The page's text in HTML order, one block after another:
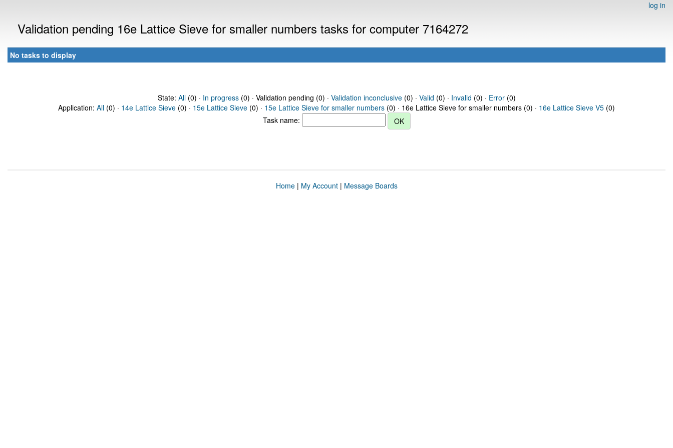
log in
Validation pending 16e Lattice Sieve for smaller numbers tasks for computer 7164272
No tasks to display
State: All(0) · In progress(0) · Validation pending (0) · Validation inconclusive(0) · Valid (0) · Invalid (0) · Error(0)
Application: All (0) · 14e Lattice Sieve (0) · 15e Lattice Sieve (0) · 15e Lattice Sieve for smaller numbers (0) · 16e Lattice Sieve for smaller numbers (0) · 16e Lattice Sieve V5 (0)
Task name:
Home| My Account| Message Boards